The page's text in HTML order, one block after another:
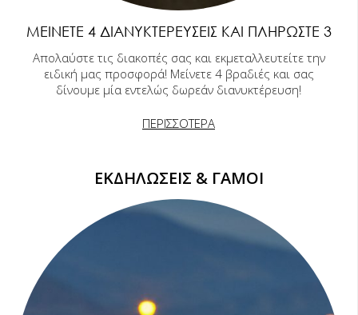
ΜΕΊΝΕΤΕ 4 ΔΙΑΝΥΚΤΕΡΕΎΣΕΙΣ ΚΑΙ ΠΛΗΡΏΣΤΕ 3
Απολαύστε τις διακοπές σας και εκμεταλλευτείτε την
ειδική μας προσφορά! Μείνετε 4 βραδιές και σας
δίνουμε μία εντελώς δωρεάν διανυκτέρευση!
ΠΕΡΙΣΣΟΤΕΡΑ
ΕΚΔΗΛΩΣΕΙΣ & ΓΑΜΟΙ